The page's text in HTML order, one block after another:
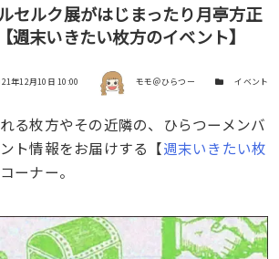
セルク展がはじまったり月亭方正
週末いきたい枚方のイベント】
日年12月10日 10:00 著者 モモ＠ひらつー カテゴリー
イベント
る枚方やその近隣の、ひらつーメンバ
ト情報をお届けする【週末いきたい枚
ーナー。